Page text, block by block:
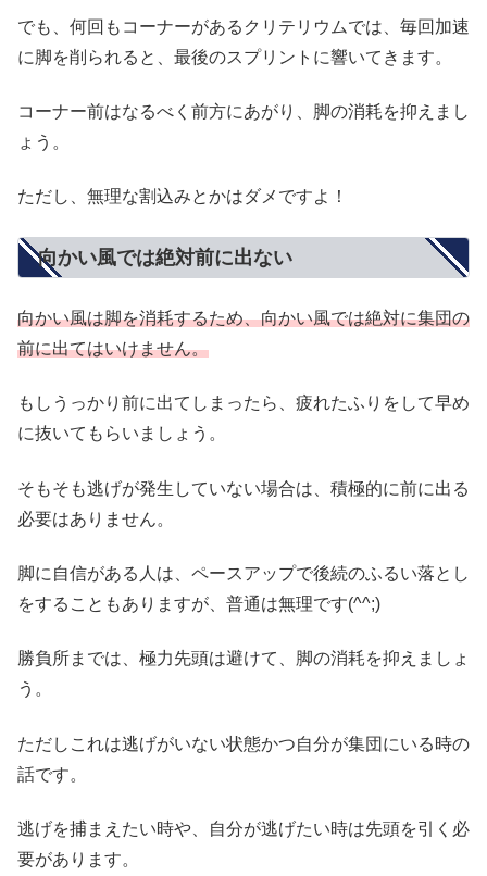
でも、何回もコーナーがあるクリテリウムでは、毎回加速
に脚を削られると、最後のスプリントに響いてきます。
コーナー前はなるべく前方にあがり、脚の消耗を抑えまし
ょう。
ただし、無理な割込みとかはダメですよ！
向かい風では絶対前に出ない
向かい風は脚を消耗するため、向かい風では絶対に集団の
前に出てはいけません。
もしうっかり前に出てしまったら、疲れたふりをして早め
に抜いてもらいましょう。
そもそも逃げが発生していない場合は、積極的に前に出る
必要はありません。
脚に自信がある人は、ペースアップで後続のふるい落とし
をすることもありますが、普通は無理です(^^;)
勝負所までは、極力先頭は避けて、脚の消耗を抑えましょ
う。
ただしこれは逃げがいない状態かつ自分が集団にいる時の
話です。
逃げを捕まえたい時や、自分が逃げたい時は先頭を引く必
要があります。